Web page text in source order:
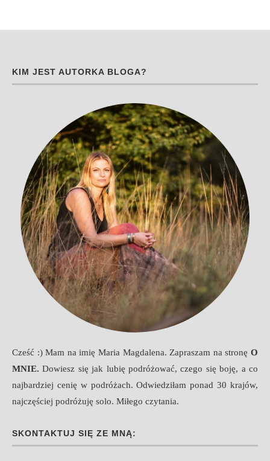
KIM JEST AUTORKA BLOGA?
Cześć :) Mam na imię Maria Magdalena. Zapraszam na stronę O
MNIE.Dowiesz się jak lubię podróżować, czego się boję, a co
najbardziej cenię w podróżach. Odwiedziłam ponad 30 krajów,
najczęściej podróżuję solo. Miłego czytania.
SKONTAKTUJ SIĘ ZE MNĄ: